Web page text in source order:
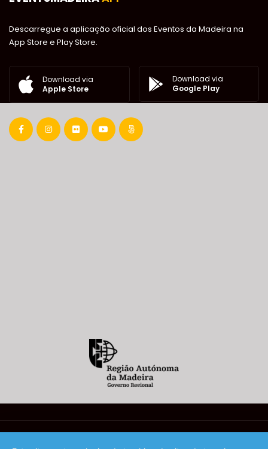
Descarregue a aplicação oficial dos Eventos da Madeira na
App Store e Play Store.
Download via
Apple Store
Download via
Google Play